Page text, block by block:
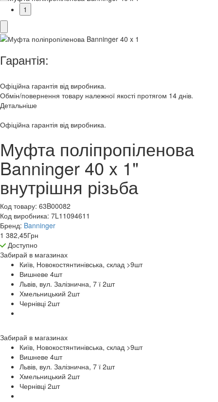
1
Гарантія:
Офіційна гарантія від виробника.
Обмін/повернення товару належної якості протягом 14 днів.
Детальніше
Офіційна гарантія від виробника.
Муфта поліпропіленова
Banninger 40 x 1"
внутрішня різьба
Код товару: 63B00082
Код виробника: 7L11094611
Бренд: Banninger
1 382,45Грн
Доступно
Забирай в магазинах
Київ, Новокостянтинівська, склад >9шт
Вишневе 4шт
Львів, вул. Залізнична, 7 ї 2шт
Хмельницький 2шт
Чернівці 2шт
Забирай в магазинах
Київ, Новокостянтинівська, склад >9шт
Вишневе 4шт
Львів, вул. Залізнична, 7 ї 2шт
Хмельницький 2шт
Чернівці 2шт